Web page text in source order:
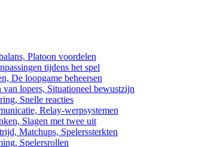
Platoon voordelen
tijdens het spel
De loopgame beheersen
lopers, Situationeel bewustzijn
Snelle reacties
Relay-werpsystemen
Slagen met twee uit
Matchups, Spelerssterkten
Spelersrollen